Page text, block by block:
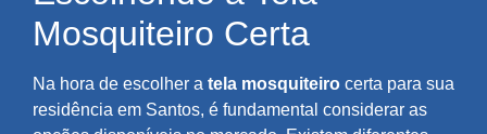
Mosquiteiro Certa
Na hora de escolher a tela mosquiteiro certa para sua
residência em Santos, é fundamental considerar as